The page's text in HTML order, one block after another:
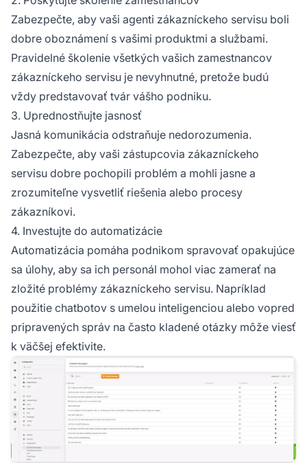
Zabezpečte, aby vaši agenti zákazníckeho servisu boli
dobre oboznámení s vašimi produktmi a službami.
Pravidelné školenie všetkých vašich zamestnancov
zákazníckeho servisu je nevyhnutné, pretože budú
vždy predstavovať tvár vášho podniku.
3. Uprednostňujte jasnosť
Jasná komunikácia odstraňuje nedorozumenia.
Zabezpečte, aby vaši zástupcovia zákazníckeho
servisu dobre pochopili problém a mohli jasne a
zrozumiteľne vysvetliť riešenia alebo procesy
zákazníkovi.
4. Investujte do automatizácie
Automatizácia pomáha podnikom spravovať opakujúce
sa úlohy, aby sa ich personál mohol viac zamerať na
zložité problémy zákazníckeho servisu. Napríklad
použitie chatbotov s umelou inteligenciou alebo vopred
pripravených správ na často kladené otázky môže viesť
k väčšej efektivite.